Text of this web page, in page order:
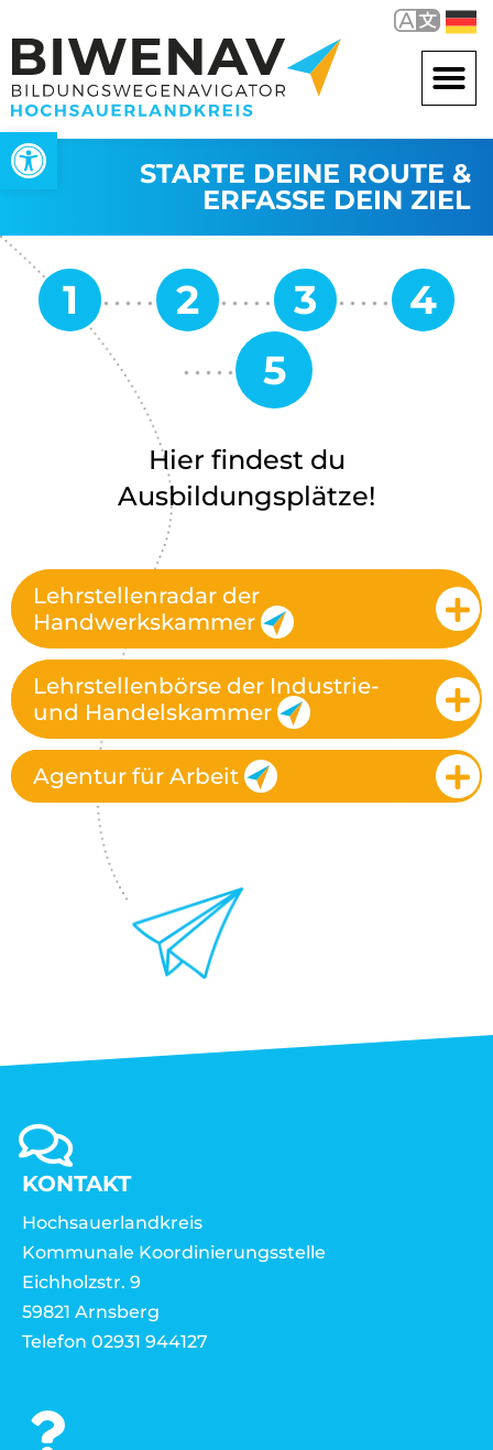
Werkzeugleiste öffnen
STARTE DEINE ROUTE &
ERFASSE DEIN ZIEL
Hier findest du
Ausbildungsplätze!
Lehrstellenradar der
Handwerkskammer
Lehrstellenbörse der Industrie-
und Handelskammer
Agentur für Arbeit
KONTAKT
Hochsauerlandkreis
Kommunale Koordinierungsstelle
Eichholzstr. 9
59821 Arnsberg
Telefon 02931 944127